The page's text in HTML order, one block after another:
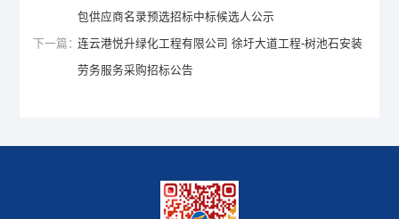
包供应商名录预选招标中标候选人公示
下一篇：连云港悦升绿化工程有限公司 徐圩大道工程-树池石安装
劳务服务采购招标公告